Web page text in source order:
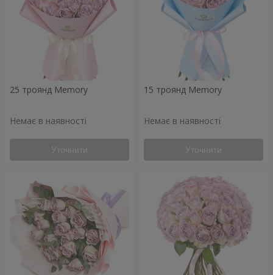
25 троянд Memory
Немає в наявності
Уточнити
15 троянд Memory
Немає в наявності
Уточнити